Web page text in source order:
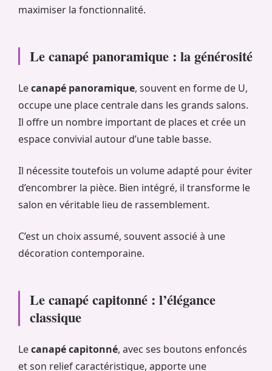
maximiser la fonctionnalité.
Le canapé panoramique : la générosité
Lecanapé panoramique, souvent en forme de U,
occupe une place centrale dans les grands salons.
Il offre un nombre important de places et crée un
espace convivial autour d’une table basse.
Il nécessite toutefois un volume adapté pour éviter
d’encombrer la pièce. Bien intégré, il transforme le
salon en véritable lieu de rassemblement.
C’est un choix assumé, souvent associé à une
décoration contemporaine.
Le canapé capitonné : l’élégance
classique
Lecanapé capitonné, avec ses boutons enfoncés
et son relief caractéristique, apporte une